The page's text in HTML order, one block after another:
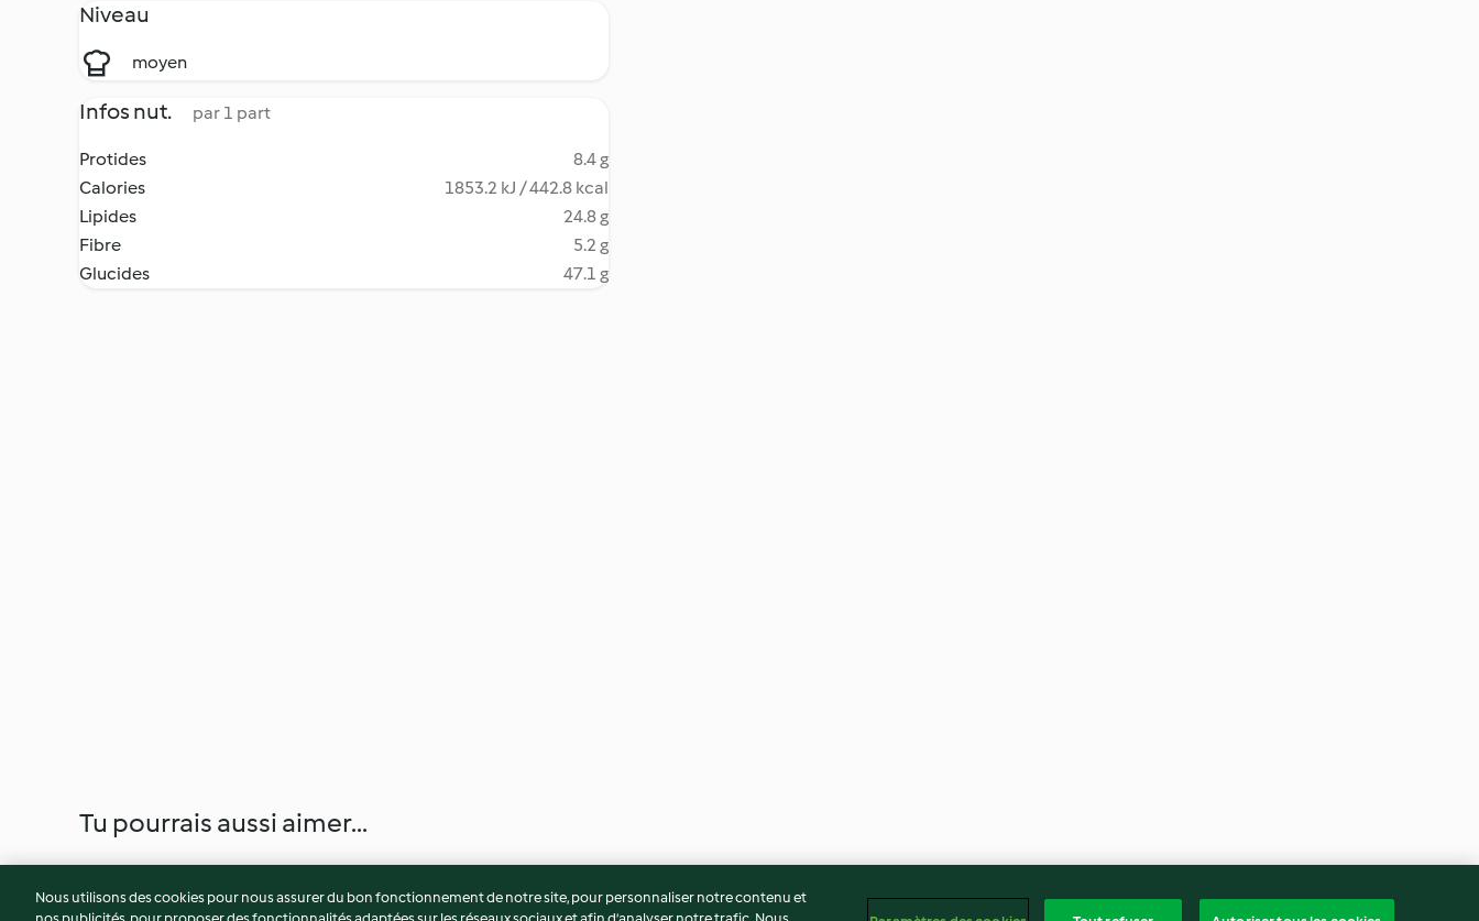
Niveau
moyen
Infos nut. par 1 part
Protides
8.4 g
Calories
1853.2 kJ / 442.8 kcal
Lipides
24.8 g
Fibre
5.2 g
Glucides
47.1 g
Tu pourrais aussi aimer...
Nous utilisons des cookies pour nous assurer du bon fonctionnement de notre site, pour personnaliser notre contenu et